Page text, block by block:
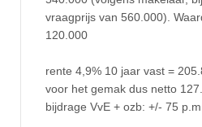
vraagprijs van 560.000).
120.000
rente 4,9% 10 jaar vast =
voor het gemak dus netto
bijdrage VvE + ozb: +/- 75